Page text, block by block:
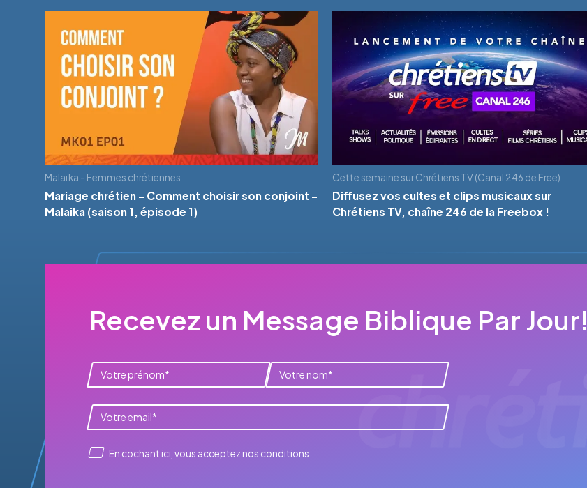
Malaïka - Femmes chrétiennes
Mariage chrétien - Comment choisir son conjoint -
Malaika (saison 1, épisode 1)
Cette semaine sur Chrétiens TV (Canal 246 de Free)
Diffusez vos cultes et clips musicaux sur
Chrétiens TV, chaîne 246 de la Freebox !
Recevez un Message Biblique Par Jour!
En cochant ici, vous acceptez nos conditions